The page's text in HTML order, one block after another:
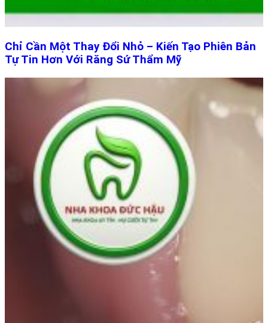
Chỉ Cần Một Thay Đổi Nhỏ – Kiến Tạo Phiên Bản
Tự Tin Hơn Với Răng Sứ Thẩm Mỹ